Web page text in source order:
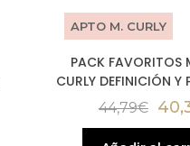
APTO M. CURLY
PACK FAVORITOS
CURLY DEFINICIÓN Y
44,79€